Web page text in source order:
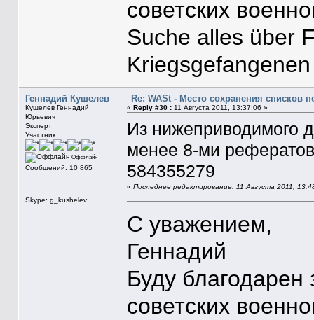
советских
Suche alles über
Kriegsgefangenen
Геннадий Кушелев
Кушелев Геннадий
Юрьевич
Эксперт
Участник
Оффлайн
Сообщений: 10 865
Skype: g_kushelev
Re: WASt - Место сохранения списков
« Reply #30 :11 Августа 2011, 13:37:06 »
Из нижеприводимого
менее 8-ми
584355279
« Последнее редактирование: 11 Августа 2011,
С уважением,
Геннадий
Буду
советских